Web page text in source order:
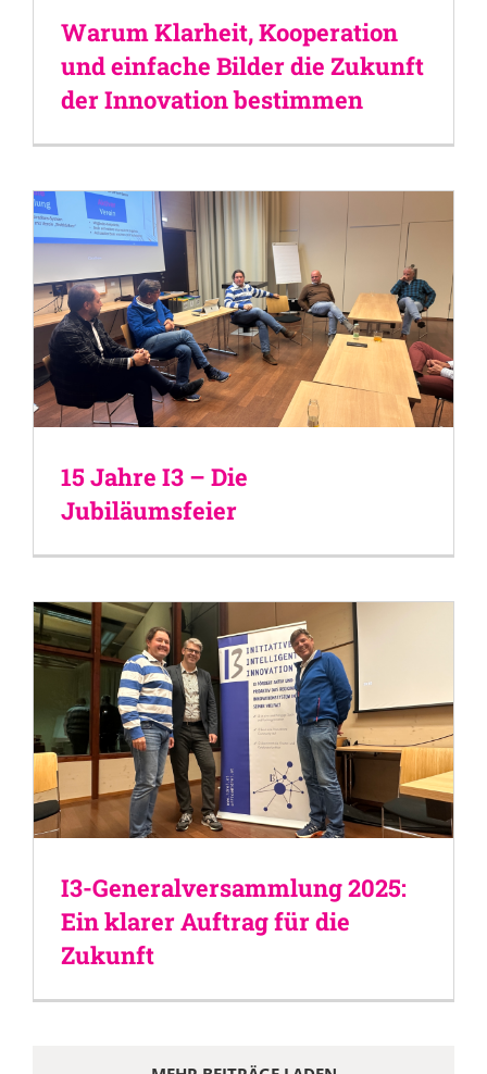
Warum Klarheit, Kooperation
und einfache Bilder die Zukunft
der Innovation bestimmen
15 Jahre I3 – Die
Jubiläumsfeier
I3-Generalversammlung 2025:
Ein klarer Auftrag für die
Zukunft